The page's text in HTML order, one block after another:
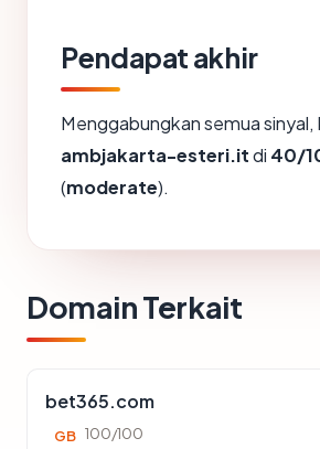
Pendapat akhir
Menggabungkan semua sinyal,
ambjakarta-esteri.itdi 40/
(moderate).
Domain Terkait
bet365.com
GB 100/100